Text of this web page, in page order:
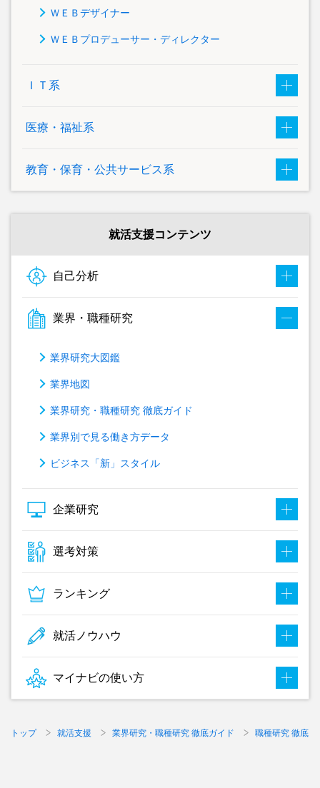
ＷＥＢデザイナー
ＷＥＢプロデューサー・ディレクター
ＩＴ系
医療・福祉系
教育・保育・公共サービス系
就活支援コンテンツ
自己分析
業界・職種研究
業界研究大図鑑
業界地図
業界研究・職種研究 徹底ガイド
業界別で見る働き方データ
ビジネス「新」スタイル
企業研究
選考対策
ランキング
就活ノウハウ
マイナビの使い方
トップ 就活支援 業界研究・職種研究 徹底ガイド 職種研究 徹底ガ